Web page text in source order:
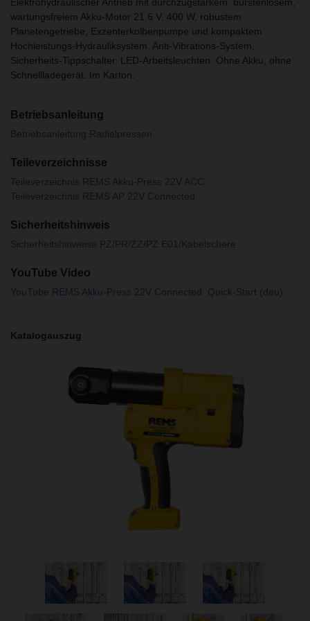
wartungsfreiem Akku-Motor 21,6 V, 400 W, robustem
Planetengetriebe, Exzenterkolbenpumpe und kompaktem
Hochleistungs-Hydrauliksystem. Anti-Vibrations-System,
Sicherheits-Tippschalter. LED-Arbeitsleuchten. Ohne Akku, ohne
Schnellladegerät. Im Karton.
Betriebsanleitung
Betriebsanleitung Radialpressen
Teileverzeichnisse
Teileverzeichnis REMS Akku-Press 22V ACC
Teileverzeichnis REMS AP 22V Connected
Sicherheitshinweis
Sicherheitshinweise PZ/PR/ZZ/PZ E01/Kabelschere
YouTube Video
YouTube REMS Akku-Press 22V Connected  Quick-Start (deu)
Katalogauszug